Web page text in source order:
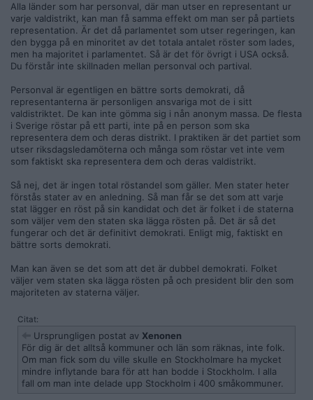
Alla länder som har personval, där man utser en representant ur
varje valdistrikt, kan man få samma effekt om man ser på partiets
representation. Är det då parlamentet som utser regeringen, kan
den bygga på en minoritet av det totala antalet röster som lades,
men ha majoritet i parlamentet. Så är det för övrigt i USA också.
Du förstår inte skillnaden mellan personval och partival.
Personval är egentligen en bättre sorts demokrati, då
representanterna är personligen ansvariga mot de i sitt
valdistriktet. De kan inte gömma sig i nån anonym massa. De flesta
i Sverige röstar på ett parti, inte på en person som ska
representera dem och deras distrikt. I praktiken är det partiet som
utser riksdagsledamöterna och många som röstar vet inte vem
som faktiskt ska representera dem och deras valdistrikt.
Så nej, det är ingen total röstandel som gäller. Men stater heter
förstås stater av en anledning. Så man får se det som att varje
stat lägger en röst på sin kandidat och det är folket i de staterna
som väljer vem den staten ska lägga rösten på. Det är så det
fungerar och det är definitivt demokrati. Enligt mig, faktiskt en
bättre sorts demokrati.
Man kan även se det som att det är dubbel demokrati. Folket
väljer vem staten ska lägga rösten på och president blir den som
majoriteten av staterna väljer.
Citat:
Ursprungligen postat av Xenonen
För dig är det alltså kommuner och län som räknas, inte folk.
Om man fick som du ville skulle en Stockholmare ha mycket
mindre inflytande bara för att han bodde i Stockholm. I alla
fall om man inte delade upp Stockholm i 400 småkommuner.